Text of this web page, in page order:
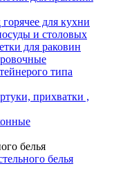
для кухни
и столовых
для раковин
типа
прихватки ,
белья
белья